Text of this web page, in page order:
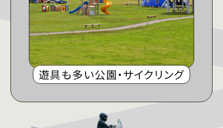
遊具も多い公園・サイクリング